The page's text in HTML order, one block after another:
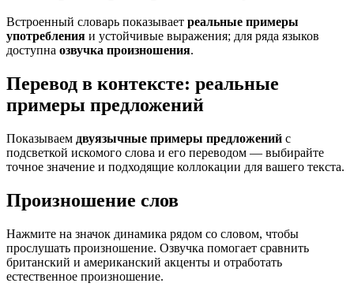
Встроенный словарь показывает реальные примеры
употребления и устойчивые выражения; для ряда языков
доступна озвучка произношения.
Перевод в контексте: реальные
примеры предложений
Показываем двуязычные примеры предложений с
подсветкой искомого слова и его переводом — выбирайте
точное значение и подходящие коллокации для вашего текста.
Произношение слов
Нажмите на значок динамика рядом со словом, чтобы
прослушать произношение. Озвучка помогает сравнить
британский и американский акценты и отработать
естественное произношение.